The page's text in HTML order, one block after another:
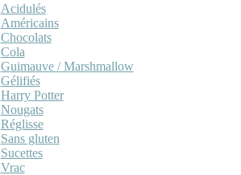
Acidulés
Américains
Chocolats
Cola
Guimauve / Marshmallow
Gélifiés
Harry Potter
Nougats
Réglisse
Sans gluten
Sucettes
Vrac